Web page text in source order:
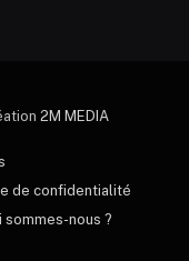
2M MEDIA
de confidentialité
sommes-nous ?